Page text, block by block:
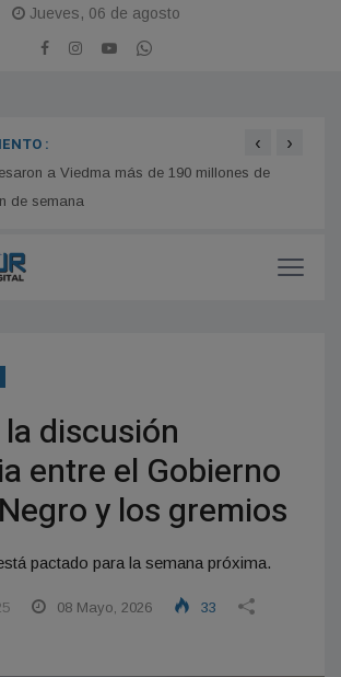
Jueves, 06 de agosto
:
a Viedma más de 190 millones de
de semana
‹ ›
discusión
entre el Gobierno
y los gremios
pactado para la semana próxima.
08 Mayo, 2026 33